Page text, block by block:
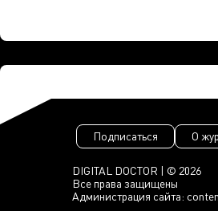
DIGITAL DOCTOR | © 2026
Все права защищены
Администрация сайта:
Подписаться О